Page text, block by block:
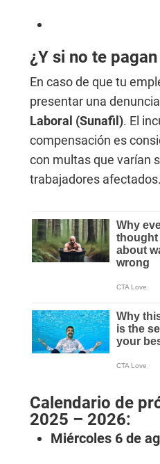
¿Y si no te
En caso de que tu
presentar una
Laboral (Sunafil). El
compensación es
con multas que varían
trabajadores afectados.
Calendario de
2025 – 2026:
Miércoles 6 de